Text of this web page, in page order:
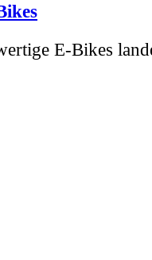
E-Bikes